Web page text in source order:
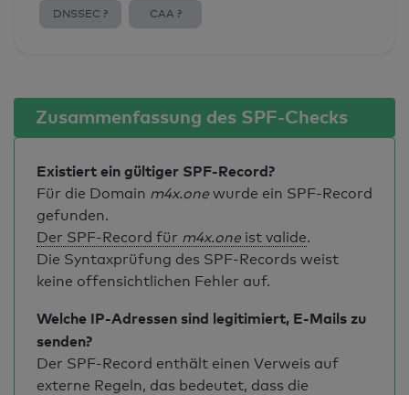
DNSSEC ? CAA ?
Zusammenfassung des SPF-Checks
Existiert ein gültiger SPF-Record?
Für die Domain m4x.one wurde ein SPF-Record
gefunden.
Der SPF-Record für m4x.one ist valide.
Die Syntaxprüfung des SPF-Records weist
keine offensichtlichen Fehler auf.
Welche IP-Adressen sind legitimiert, E-Mails zu
senden?
Der SPF-Record enthält einen Verweis auf
externe Regeln, das bedeutet, dass die